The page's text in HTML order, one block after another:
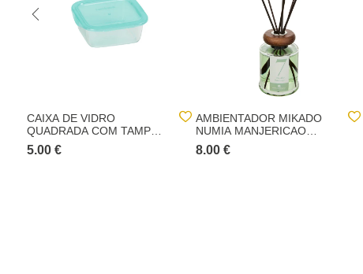
CAIXA DE VIDRO
QUADRADA COM TAMPA
76CL
5.00 €
AMBIENTADOR MIKADO
NUMIA MANJERICAO
180ML
8.00 €